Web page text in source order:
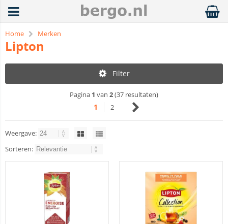
Home Merken
Lipton
Filter
Pagina 1 van 2(37 resultaten)
1 2
Weergave:
Sorteren: